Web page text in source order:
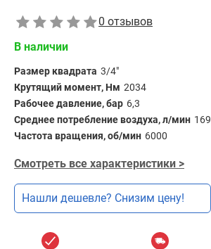
0 отзывов
В наличии
Размер квадрата 3/4"
Крутящий момент, Нм 2034
Рабочее давление, бар 6,3
Среднее потребление воздуха, л/мин 169
Частота вращения, об/мин 6000
Смотреть все характеристики >
Нашли дешевле? Снизим цену!